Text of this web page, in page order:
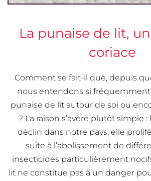
La punaise de lit,
coriace
Comment se fait-il que, depuis
nous entendons si
punaise de lit autour de soi ou
? La raison s’avère plutôt simple
déclin dans notre pays, elle
suite à l’abolissement de
insecticides particulièrement
lit ne constitue pas à un danger